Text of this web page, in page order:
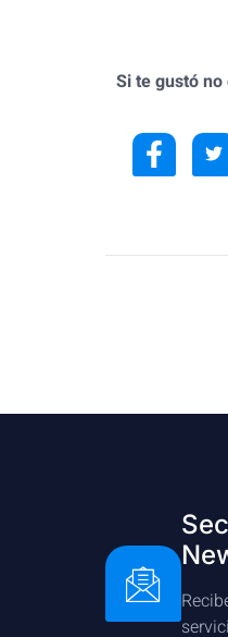
Si te gustó